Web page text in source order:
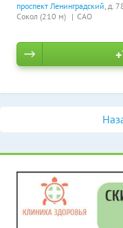
проспект Ленинградский, д.
Сокол (210 м)
САО